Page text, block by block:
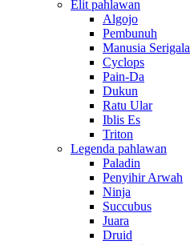
Elit pahlawan
Algojo
Pembunuh
Manusia Serigala
Cyclops
Pain-Da
Dukun
Ratu Ular
Iblis Es
Triton
Legenda pahlawan
Paladin
Penyihir Arwah
Ninja
Succubus
Juara
Druid